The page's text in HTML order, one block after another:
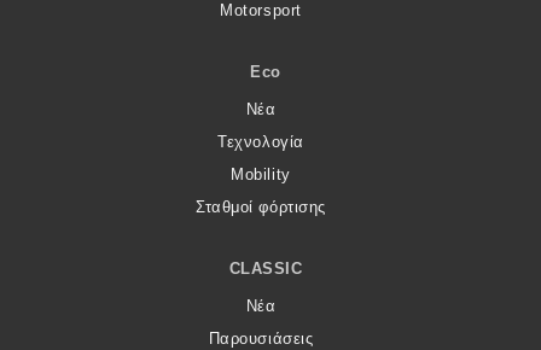
Motorsport
Eco
Νέα
Τεχνολογία
Mobility
Σταθμοί φόρτισης
CLASSIC
Νέα
Παρουσιάσεις